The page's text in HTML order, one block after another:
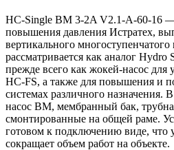
HC-Single BM 3-2A V2.1-A-60-16 —
повышения давления Истратех,
вертикального
рассматривается как аналог Hydro
прежде всего как жокей-насос
HC-FS, а также для повышения и
системах различного назначения.
насос BM, мембранный бак,
смонтированные на общей раме.
готовом к подключению виде, что
сокращает объем работ на объекте.